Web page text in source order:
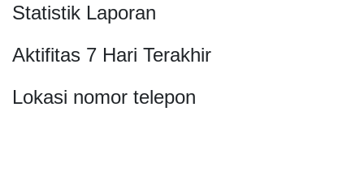
Statistik Laporan
Aktifitas 7 Hari Terakhir
Lokasi nomor telepon